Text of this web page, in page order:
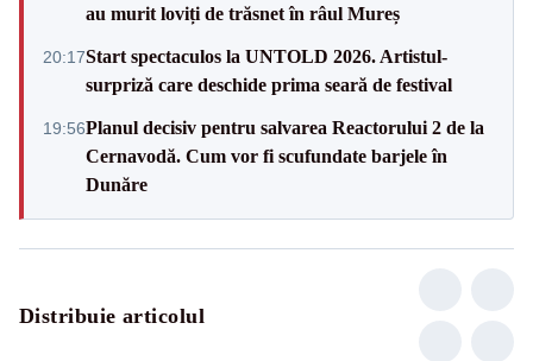
au murit loviți de trăsnet în râul Mureș
20:17Start spectaculos la UNTOLD 2026. Artistul-
surpriză care deschide prima seară de festival
19:56Planul decisiv pentru salvarea Reactorului 2 de la
Cernavodă. Cum vor fi scufundate barjele în
Dunăre
Distribuie articolul